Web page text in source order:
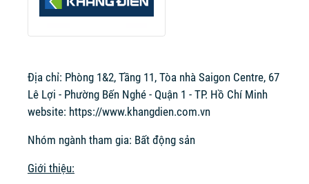
Địa chỉ: Phòng 1&2, Tầng 11, Tòa nhà Saigon Centre, 67
Lê Lợi - Phường Bến Nghé - Quận 1 - TP. Hồ Chí Minh
website: https://www.khangdien.com.vn
Nhóm ngành tham gia: Bất động sản
Giới thiệu: